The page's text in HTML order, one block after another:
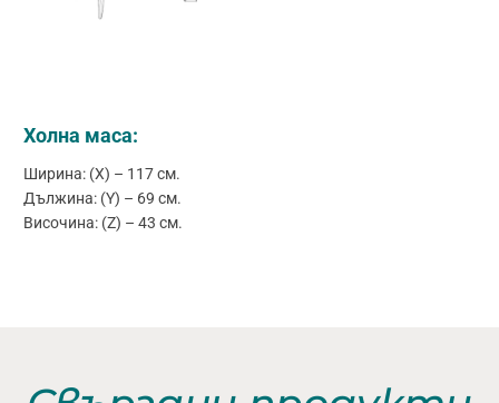
Холна маса:
Ширина: (X) – 117 см.
Дължина: (Y) – 69 см.
Височина: (Z) – 43 см.